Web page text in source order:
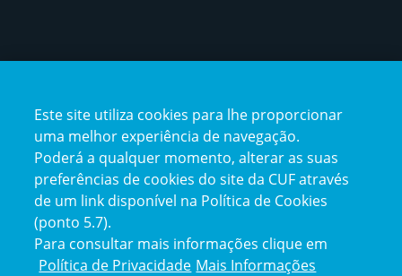
Reclamações
e
Este site utiliza cookies para lhe proporcionar
uma melhor experiência de navegação.
Poderá a qualquer momento, alterar as suas
preferências de cookies do site da CUF através
de um link disponível na Política de Cookies
(ponto 5.7).
Para consultar mais informações clique em
Política de Privacidade Mais Informações